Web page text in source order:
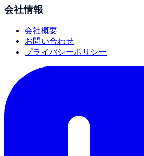
会社情報
会社概要
お問い合わせ
プライバシーポリシー